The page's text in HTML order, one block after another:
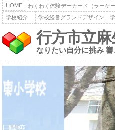
HOME わくわく体験デーカード（ラーケ
学校紹介
学校経営グランドデザイン
行方市立
なりたい自分に挑み